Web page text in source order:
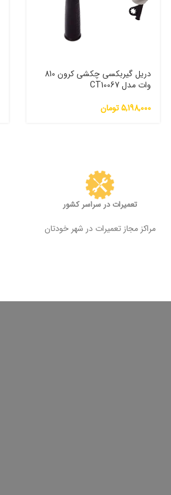
دریل گیربکسی چکشی کرون 810
وات مدل CT10067
5,198,000تومان
تعمیرات در سراسر کشور
مراکز مجاز تعمیرات در شهر خودتان